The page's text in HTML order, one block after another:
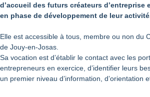
d’accueil des futurs créateurs d’entreprise
en phase de développement de leur
Elle est accessible à tous, membre ou non du
de Jouy-en-Josas.
Sa vocation est d’établir le contact avec les
entrepreneurs en exercice, d’identifier leurs
un premier niveau d’information, d’orientation